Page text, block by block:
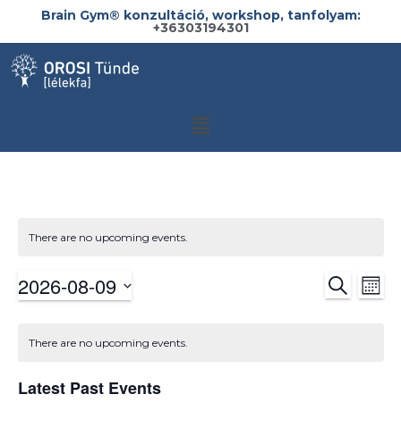
Brain Gym®️ konzultáció, workshop, tanfolyam:
+36303194301
There are no upcoming events.
SEARCH
2026-08-09
There are no upcoming events.
Latest Past Events